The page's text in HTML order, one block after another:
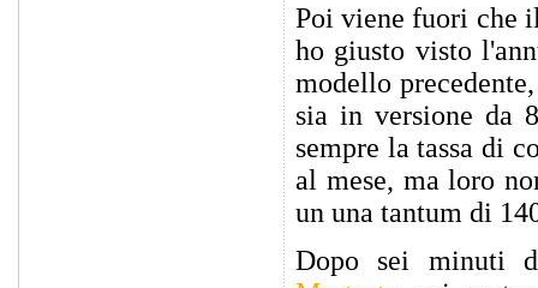
Poi viene fuori che
ho giusto visto
modello
sia in versione da
sempre la tassa di
al mese, ma loro
un una tantum di
Dopo sei minuti